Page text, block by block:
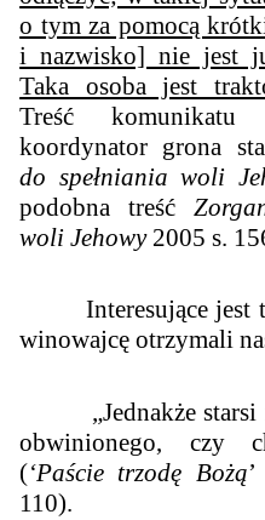
o tym za pomocą
i nazwisko] nie jest
Taka osoba jest
Treść komunikatu
koordynator grona
do spełniania woli
podobna treść
woli Jehowy2005 s.
Interesujące jest
winowajcę otrzymali
„Jednakże
obwinionego, czy
(‘Paście trzodę Bożą’
110).